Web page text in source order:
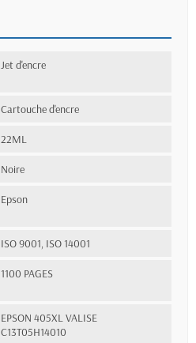
Jet d'encre
Cartouche d'encre
22ML
Noire
Epson
ISO 9001, ISO 14001
1100 PAGES
EPSON 405XL VALISE
C13T05H14010